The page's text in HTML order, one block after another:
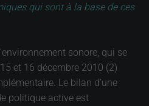
qui sont à la base de ces
sonore, qui se
et 16 décembre 2010 (2)
Le bilan d’une
politique active est